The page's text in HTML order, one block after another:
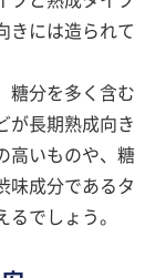
きには造られて
糖分を多く含む
が長期熟成向き
高いものや、糖
味成分であるタ
るでしょう。